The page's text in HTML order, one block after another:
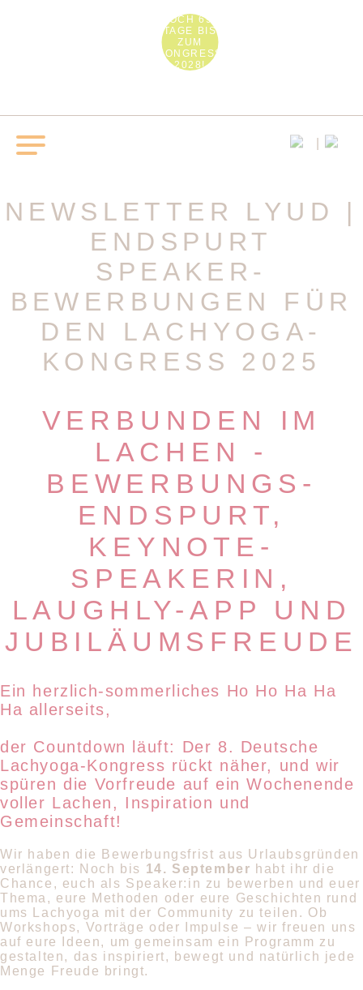
NOCH 690
TAGE BIS
ZUM
KONGRESS
2028!
NEWSLETTER LYUD |
ENDSPURT
SPEAKER-
BEWERBUNGEN FÜR
DEN LACHYOGA-
KONGRESS 2025
VERBUNDEN IM
LACHEN -
BEWERBUNGS-
ENDSPURT,
KEYNOTE-
SPEAKERIN,
LAUGHLY-APP UND
JUBILÄUMSFREUDE
Ein herzlich-sommerliches Ho Ho Ha Ha
Ha allerseits,
der Countdown läuft: Der 8. Deutsche
Lachyoga-Kongress rückt näher, und wir
spüren die Vorfreude auf ein Wochenende
voller Lachen, Inspiration und
Gemeinschaft!
Wir haben die Bewerbungsfrist aus Urlaubsgründen
verlängert: Noch bis 14. September habt ihr die
Chance, euch als Speaker:in zu bewerben und euer
Thema, eure Methoden oder eure Geschichten rund
ums Lachyoga mit der Community zu teilen. Ob
Workshops, Vorträge oder Impulse – wir freuen uns
auf eure Ideen, um gemeinsam ein Programm zu
gestalten, das inspiriert, bewegt und natürlich jede
Menge Freude bringt.